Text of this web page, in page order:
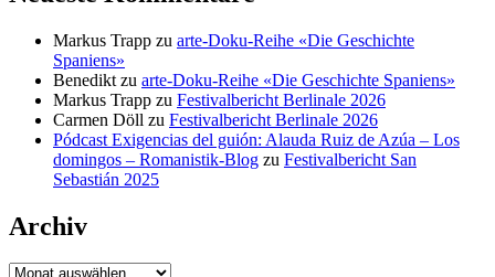
Markus Trapp zu arte-Doku-Reihe «Die Geschichte
Spaniens»
Benedikt zu arte-Doku-Reihe «Die Geschichte Spaniens»
Markus Trapp zu Festivalbericht Berlinale 2026
Carmen Döll zu Festivalbericht Berlinale 2026
Pódcast Exigencias del guión: Alauda Ruiz de Azúa – Los
domingos – Romanistik-Blog zu Festivalbericht San
Sebastián 2025
Archiv
Archiv